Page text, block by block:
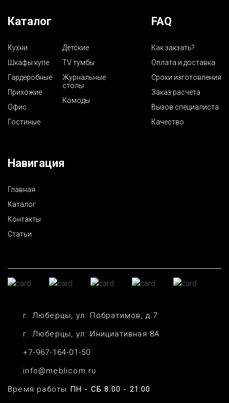
Каталог
Кухни
Шкафы купе
Гардеробные
Прихожие
Офис
Гостиные
Детские
TV тумбы
Журнальные
столы
Комоды
FAQ
Как закзать?
Оплата и доставка
Сроки изготовления
Заказ расчета
Вызов специалиста
Качество
Навигация
Главная
Каталог
Контакты
Статьи
г. Люберцы, ул. Побратимов, д.7
г. Люберцы, ул. Инициативная 8А
+7-967-164-01-50
info@meblicom.ru
Время работы
ПН - СБ 8:00 - 21:00